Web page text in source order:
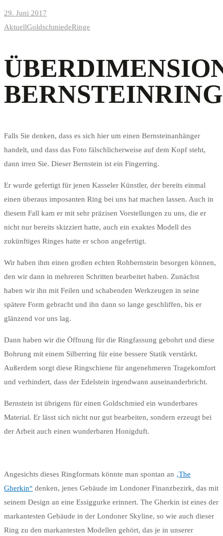
29. Juni 2017
AktuellGoldschmiedeRinge
BERNSTEINRING
Falls Sie denken, dass es sich hier um einen Bernsteinanhänger
handelt, und dass das Foto fälschlicherweise auf dem Kopf steht,
dann irren Sie. Dieser Bernstein ist ein Fingerring.
Er wurde gefertigt für jenen Kasseler Künstler, der bereits einmal
einen überaus imposanten Ring bei uns hat machen lassen. Auch in
diesem Fall kam er mit sehr präzisen Vorstellungen zu uns, die er
nicht nur bereits skizziert hatte, auch ein exaktes Modell des
zukünftiges Ringes hatte er schon angefertigt.
Wir haben ihm einen großen echten Rohbernstein besorgen können,
den wir dann in mehreren Schritten bearbeitet haben. Zunächst
haben wir ihn mit Feilen und schabenden Werkzeugen in seine
spätere Form gebracht und ihn dann so lange geschliffen, bis er
glänzend vor uns lag.
Dann haben wir die Öffnung für die Ringfassung gebohrt und diese
Bohrung mit einem Silberring für eine bessere Statik verstärkt.
Außerdem sorgt diese Ringschiene für angenehmeren Tragekomfort
und verhindert, dass der Edelstein irgendwann auseinanderbricht.
Bernstein ist übrigens für einen Goldschmied ein wunderbares
Material. Er lässt sich nicht nur gut bearbeiten, sondern erzeugt bei
der Arbeit auch einen wunderbaren Honigduft.
Angesichts dieses Ringformats könnte man spontan an ‚The
Gherkin“ denken, jenes Gebäude im Londoner Finanzbezirk, das mit
seinem Design an eine Essiggurke erinnert. The Gherkin ist eines der
markantesten Gebäude in der Londoner Skyline, so wie auch dieser
Ring zu den markantesten Modellen gehört, das je in unserer